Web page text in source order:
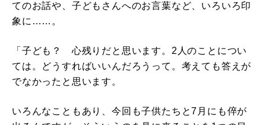
てのお話や、子どもさんへのお言葉など、いろいろ印
象に……。
「子ども？ 心残りだと思います。2人のことについ
ては。どうすればいいんだろうって。考えても答えが
でなかったと思います。
いろんなこともあり、今回も子供たちと7月にも倅が